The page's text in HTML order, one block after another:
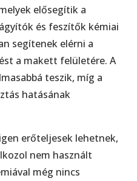
elősegítik a
és feszítők kémiai
segítenek elérni a
a makett felületére. A
teszik, míg a
hatásának
erőteljesek lehetnek,
nem használt
még nincs